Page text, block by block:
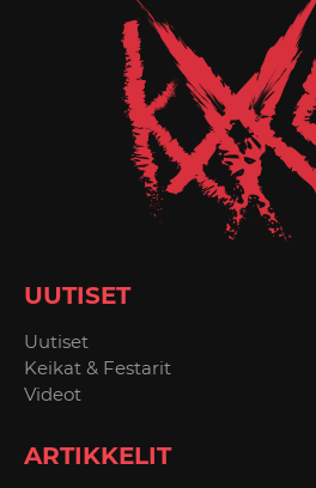
UUTISET
Uutiset
Keikat & Festarit
Videot
ARTIKKELIT